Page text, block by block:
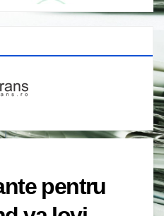
pentru